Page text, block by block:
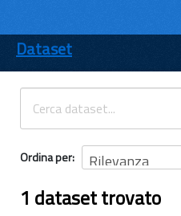
ENTI
TEMI
INFORMAZIONI
Dataset
Ordina per
1 dataset trovato